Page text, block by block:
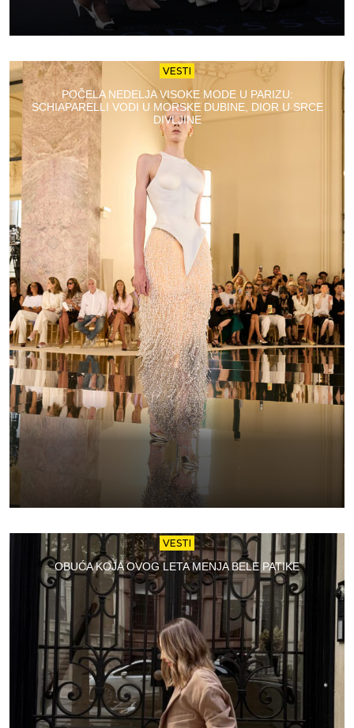
VESTI
POČELA NEDELJA VISOKE MODE U PARIZU:
SCHIAPARELLI VODI U MORSKE DUBINE, DIOR U SRCE
DIVLJINE
VESTI
OBUĆA KOJA OVOG LETA MENJA BELE PATIKE